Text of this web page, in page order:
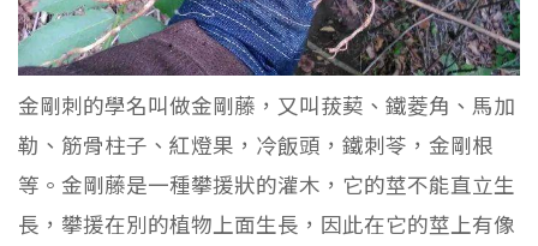
金剛刺的學名叫做金剛藤，又叫菝葜、鐵菱角、馬加
勒、筋骨柱子、紅燈果，冷飯頭，鐵刺苓，金剛根
等。金剛藤是一種攀援狀的灌木，它的莖不能直立生
長，攀援在別的植物上面生長，因此在它的莖上有像